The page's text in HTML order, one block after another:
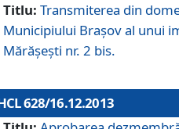
Titlu: Transmiterea din
Municipiului Braşov al unui
Mărăşeşti nr. 2 bis.
628/16.12.2013